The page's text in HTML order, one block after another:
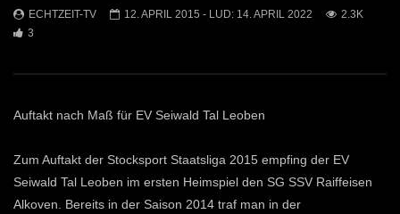
Mittendrin
ECHTZEIT-TV
Kammern
ECHTZEIT-TV 12. APRIL 2015 - LUD: 14. APRIL 2022
2.3K
3
Auftakt nach Maß für EV Seiwald Tal Leoben
Zum Auftakt der Stocksport Staatsliga 2015 empfing der EV
Seiwald Tal Leoben im ersten Heimspiel den SG SSV Raiffeisen
Alkoven. Bereits in der Saison 2014 traf man in der